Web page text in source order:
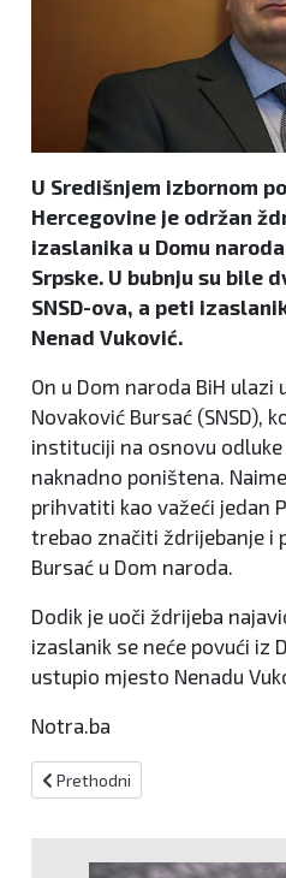
U Središnjem izbornom
Hercegovine je održan
izaslanika u Domu
Srpske. U bubnju su bile
SNSD-ova, a peti
Nenad Vuković.
On u Dom naroda BiH ulazi
Novaković Bursać (SNSD),
instituciji na osnovu odluke
naknadno poništena.
prihvatiti kao važeći jedan
trebao značiti ždrijebanje i
Bursać u Dom naroda.
Dodik je uoči ždrijeba
izaslanik se neće povući iz
ustupio mjesto Nenadu
Notra.ba
Prethodni članak: Čović: Ako
Prethodni